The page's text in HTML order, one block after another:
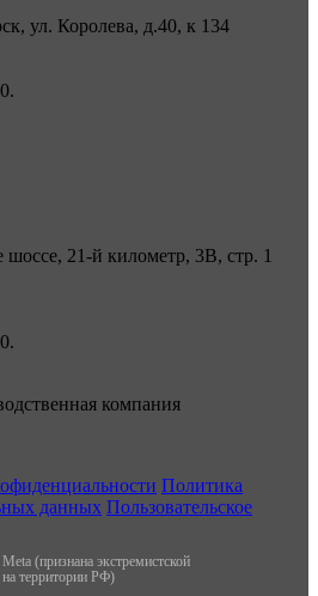
ул. Королева, д.40, к 134
21-й километр, 3В, стр. 1
компания
Политика
данных Пользовательское
(признана экстремистской
на территории РФ)